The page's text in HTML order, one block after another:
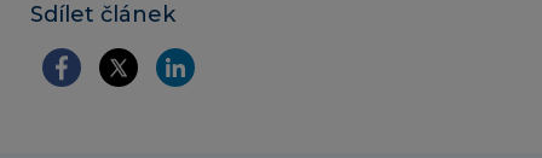
Sdílet článek